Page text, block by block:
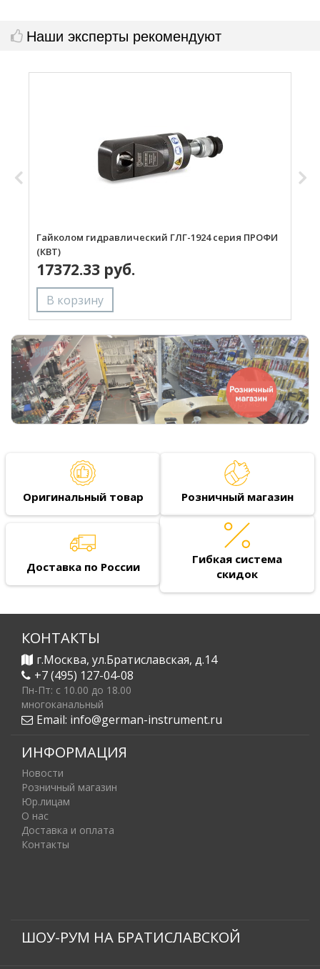
Наши эксперты рекомендуют
Гайколом гидравлический ГЛГ-1924 серия ПРОФИ
(КВТ)
17372.33 руб.
Оригинальный товар Розничный магазин
Доставка по России
Гибкая система
скидок
КОНТАКТЫ
г.Москва, ул.Братиславская, д.14
+7 (495) 127-04-08
Пн-Пт: c 10.00 до 18.00
многоканальный
Email: info@german-instrument.ru
ИНФОРМАЦИЯ
Новости
Розничный магазин
Юр.лицам
О нас
Доставка и оплата
Контакты
ШОУ-РУМ НА БРАТИСЛАВСКОЙ